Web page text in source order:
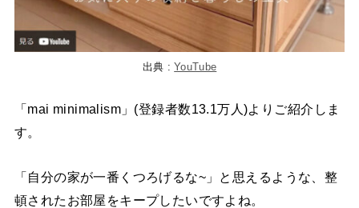
出典 :YouTube
「mai minimalism」(登録者数13.1万人)よりご紹介しま
す。
「自分の家が一番くつろげるな~」と思えるような、整
頓されたお部屋をキープしたいですよね。